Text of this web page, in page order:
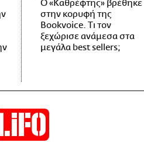
Ο «Καθρέφτης» βρέθηκε
στην κορυφή της
Bookvoice. Τι τον
ξεχώρισε ανάμεσα στα
μεγάλα best sellers;